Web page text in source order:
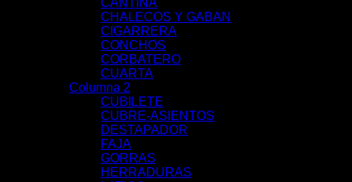
CHALECOS Y GABAN
CIGARRERA
CONCHOS
CORBATERO
CUARTA
Columna 2
CUBILETE
CUBRE-ASIENTOS
DESTAPADOR
FAJA
GORRAS
HERRADURAS